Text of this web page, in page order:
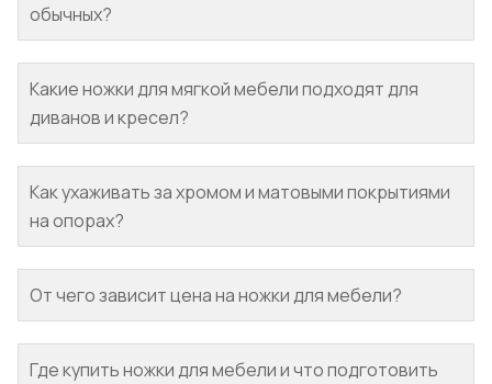
обычных?
Какие ножки для мягкой мебели подходят для
диванов и кресел?
Как ухаживать за хромом и матовыми покрытиями
на опорах?
От чего зависит цена на ножки для мебели?
Где купить ножки для мебели и что подготовить